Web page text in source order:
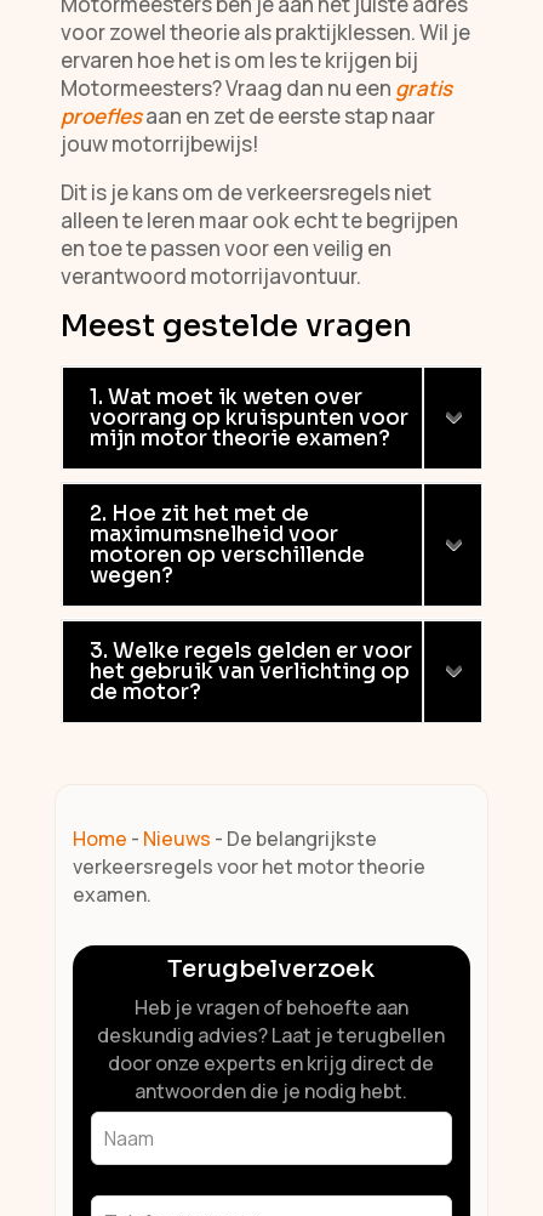
voor zowel theorie als praktijklessen. Wil je
ervaren hoe het is om les te krijgen bij
Motormeesters? Vraag dan nu een gratis
proeflesaan en zet de eerste stap naar
jouw motorrijbewijs!
Dit is je kans om de verkeersregels niet
alleen te leren maar ook echt te begrijpen
en toe te passen voor een veilig en
verantwoord motorrijavontuur.
Meest gestelde vragen
1. Wat moet ik weten over
voorrang op kruispunten voor
mijn motor theorie examen?
2. Hoe zit het met de
maximumsnelheid voor
motoren op verschillende
wegen?
3. Welke regels gelden er voor
het gebruik van verlichting op
de motor?
Home - Nieuws - De belangrijkste
verkeersregels voor het motor theorie
examen.​​
Terugbelverzoek
Heb je vragen of behoefte aan
deskundig advies? Laat je terugbellen
door onze experts en krijg direct de
antwoorden die je nodig hebt.
Leave
this
field
blank